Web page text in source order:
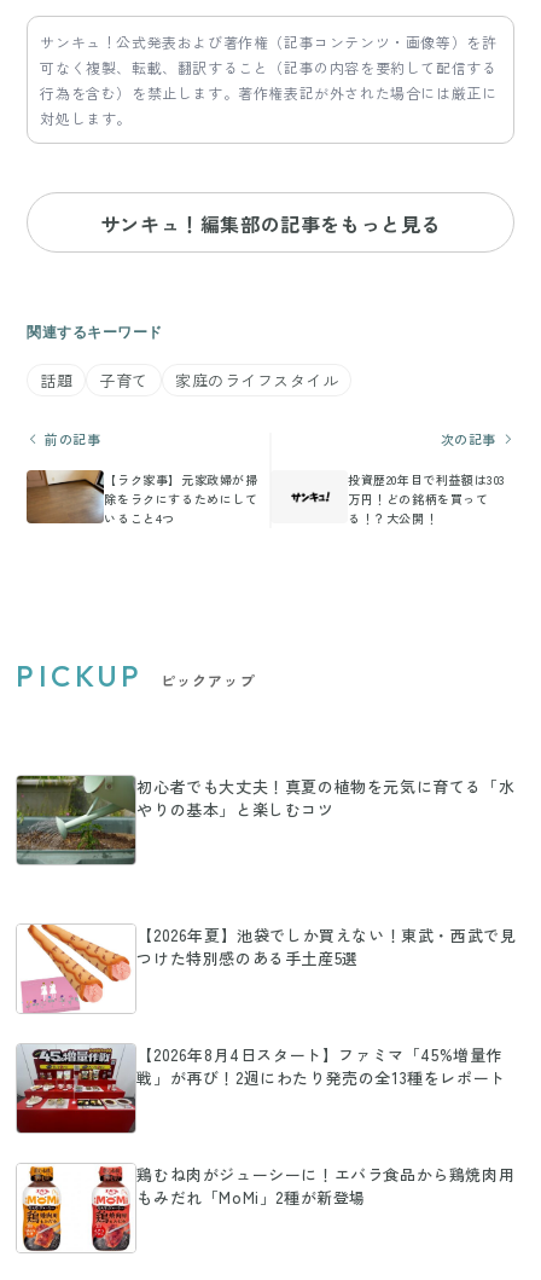
サンキュ！公式発表および著作権（記事コンテンツ・画像等）を許
可なく複製、転載、翻訳すること（記事の内容を要約して配信する
行為を含む）を禁止します。著作権表記が外された場合には厳正に
対処します。
サンキュ！編集部の記事をもっと見る
関連するキーワード
話題 子育て 家庭のライフスタイル
前の記事
【ラク家事】元家政婦が掃
除をラクにするためにして
いること4つ
次の記事
投資歴20年目で利益額は303
万円！どの銘柄を買って
る！？大公開！
PICKUP ピックアップ
初心者でも大丈夫！真夏の植物を元気に育てる「水
やりの基本」と楽しむコツ
【2026年夏】池袋でしか買えない！東武・西武で見
つけた特別感のある手土産5選
【2026年8月4日スタート】ファミマ「45%増量作
戦」が再び！2週にわたり発売の全13種をレポート
鶏むね肉がジューシーに！エバラ食品から鶏焼肉用
もみだれ「MoMi」2種が新登場